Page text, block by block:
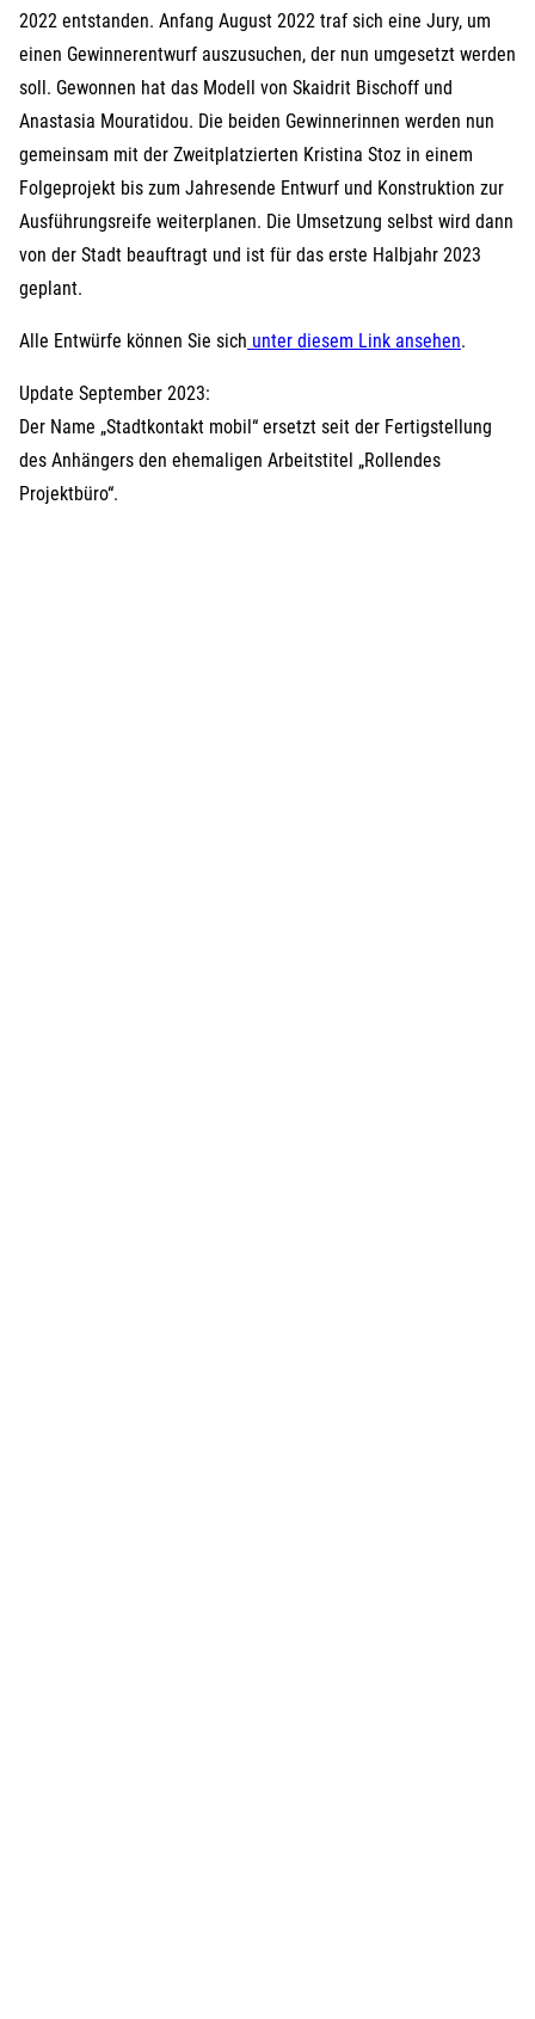
2022 entstanden. Anfang August 2022 traf sich eine Jury, um
einen Gewinnerentwurf auszusuchen, der nun umgesetzt werden
soll. Gewonnen hat das Modell von Skaidrit Bischoff und
Anastasia Mouratidou. Die beiden Gewinnerinnen werden nun
gemeinsam mit der Zweitplatzierten Kristina Stoz in einem
Folgeprojekt bis zum Jahresende Entwurf und Konstruktion zur
Ausführungsreife weiterplanen. Die Umsetzung selbst wird dann
von der Stadt beauftragt und ist für das erste Halbjahr 2023
geplant.
Alle Entwürfe können Sie sich unter diesem Link ansehen.
Update September 2023:
Der Name „Stadtkontakt mobil“ ersetzt seit der Fertigstellung
des Anhängers den ehemaligen Arbeitstitel „Rollendes
Projektbüro“.